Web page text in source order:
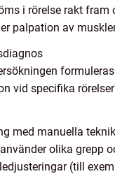
i rörelse rakt
palpation av
vid specifika
med manuella
olika grepp
(till